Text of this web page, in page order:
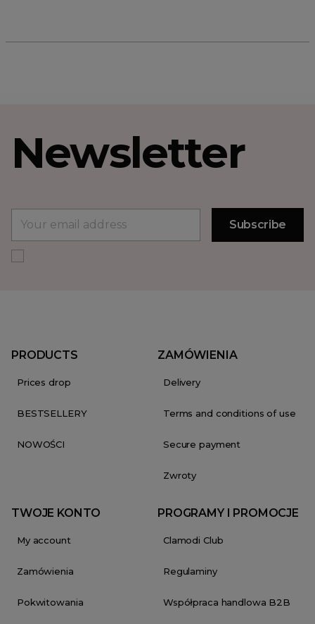
Newsletter
PRODUCTS
Prices drop
BESTSELLERY
NOWOŚCI
ZAMÓWIENIA
Delivery
Terms and conditions of use
Secure payment
Zwroty
TWOJE KONTO
My account
Zamówienia
Pokwitowania
PROGRAMY I PROMOCJE
Clamodi Club
Regulaminy
Współpraca handlowa B2B